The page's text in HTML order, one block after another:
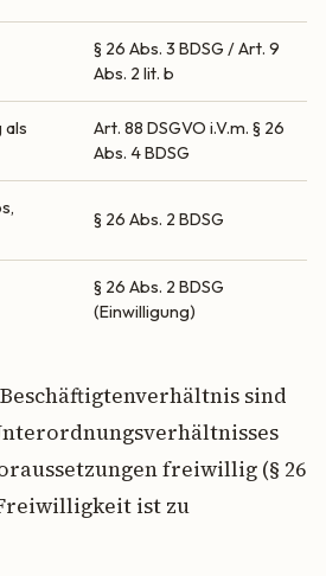
§ 26 Abs. 3 BDSG / Art. 9
Abs. 2 lit. b
als
Art. 88 DSGVO i.V.m. § 26
Abs. 4 BDSG
§ 26 Abs. 2 BDSG
§ 26 Abs. 2 BDSG
(Einwilligung)
sind
freiwillig (§ 26
Freiwilligkeit ist zu